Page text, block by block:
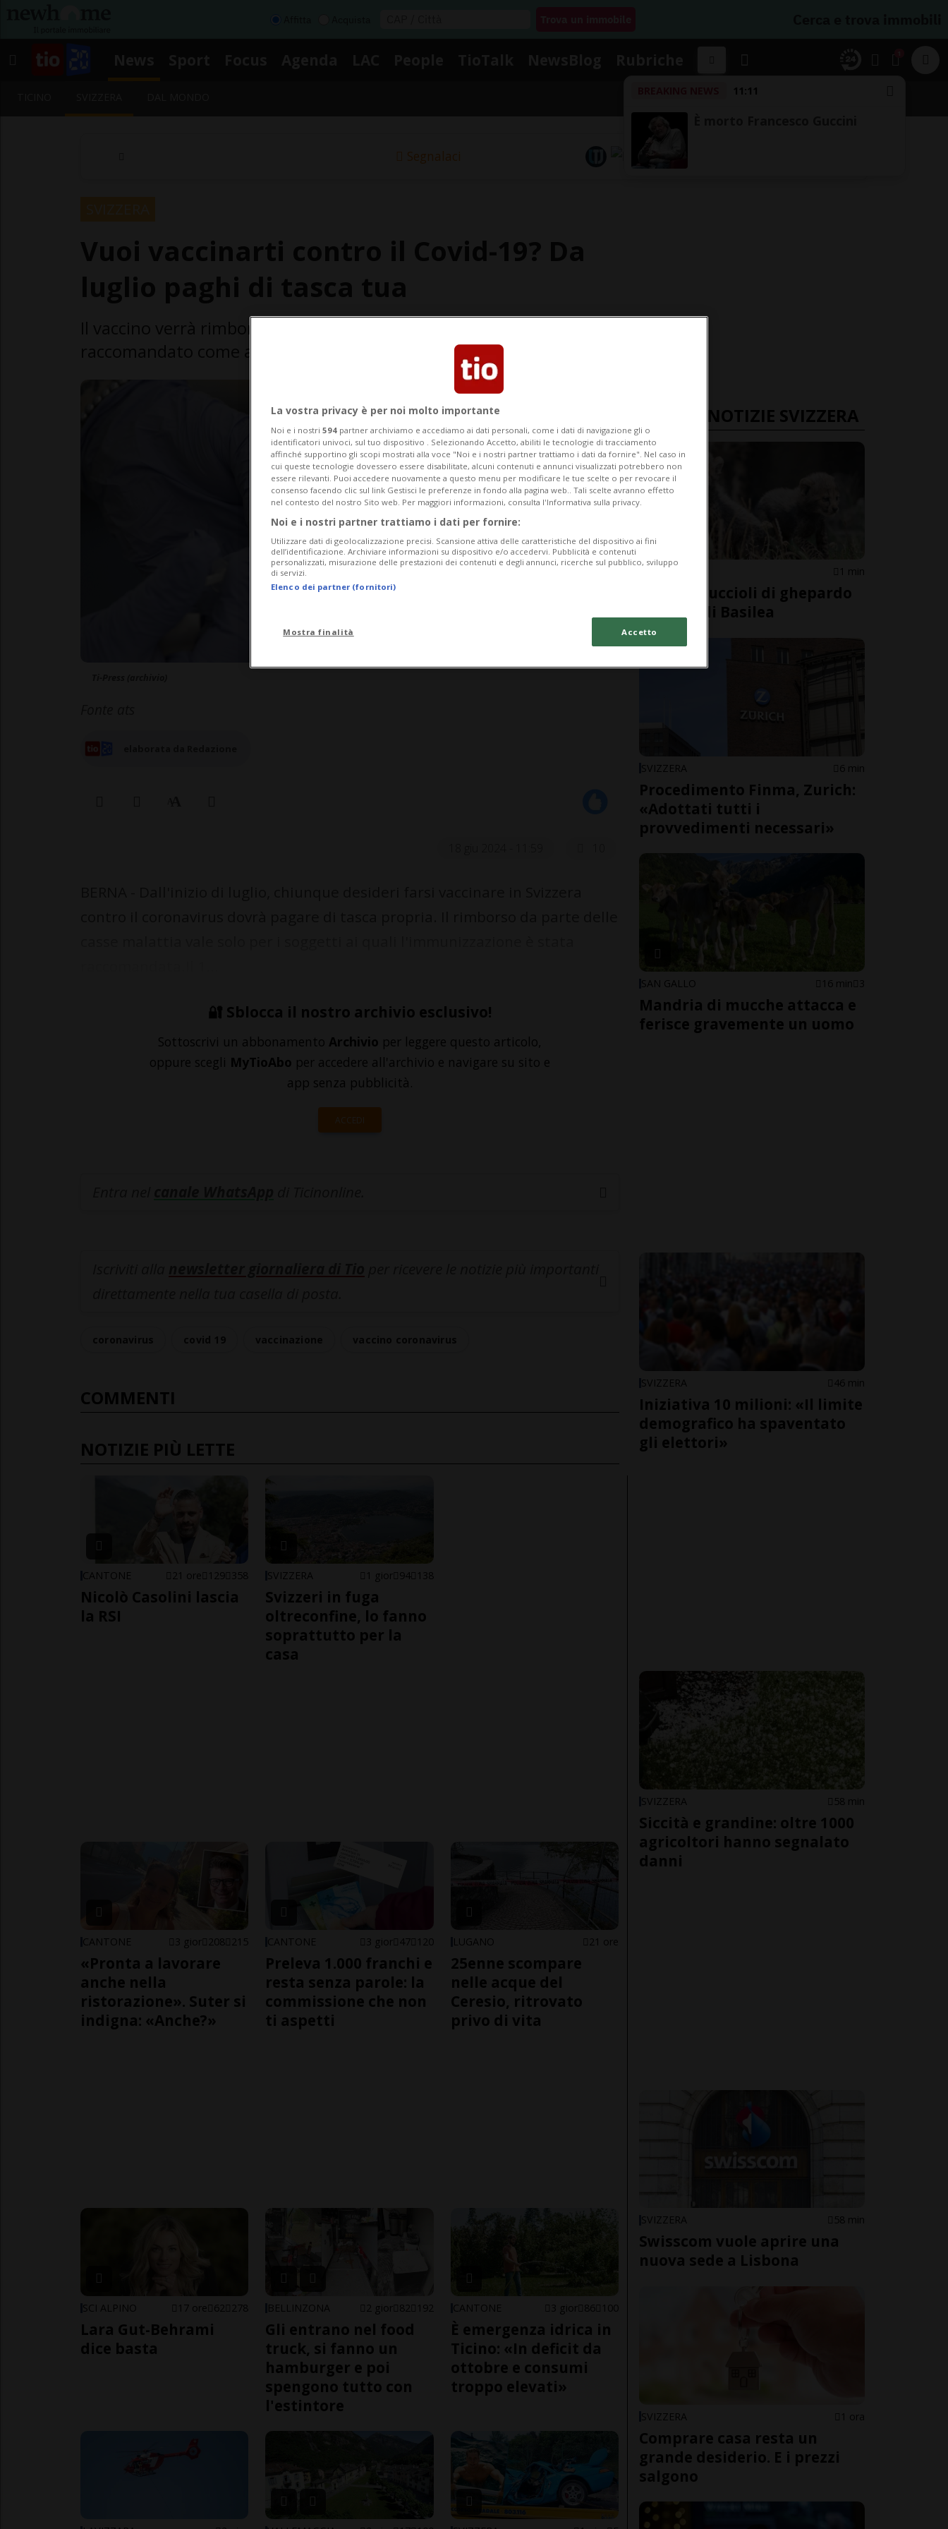
11:11
Segnalaci
raccomandato come ad esempio le persone vulnerabili o gli anziani.
🔐 Sblocca il nostro archivio esclusivo!
Sottoscrivi un abbonamento Archivio per leggere questo articolo,
oppure scegli MyTioAbo per accedere all'archivio e navigare su sito e
app senza pubblicità.
ACCEDI
COMMENTI
NOTIZIE PIÙ LETTE
CANTONE 21 ore 129 358
Nicolò Casolini lascia
la RSI
SVIZZERA 1 gior 94 138
Svizzeri in fuga
oltreconfine, lo fanno
soprattutto per la
casa
CANTONE 3 gior 208 215
«Pronta a lavorare
anche nella
ristorazione». Suter si
indigna: «Anche?»
CANTONE 3 gior 47 120
Preleva 1.000 franchi e
resta senza parole: la
commissione che non
ti aspetti
LUGANO 21 ore
25enne scompare
nelle acque del
Ceresio, ritrovato
privo di vita
SCI ALPINO 17 ore 62 278
Lara Gut-Behrami
dice basta
BELLINZONA 2 gior 82 192
Gli entrano nel food
truck, si fanno un
hamburger e poi
spengono tutto con
l'estintore
CANTONE 3 gior 86 100
È emergenza idrica in
Ticino: «In deficit da
ottobre e consumi
troppo elevati»
ULTIME NOTIZIE SVIZZERA
SVIZZERA 1 min
Nati sei cuccioli di ghepardo
allo Zoo di Basilea
SVIZZERA 6 min
Procedimento Finma, Zurich:
«Adottati tutti i
provvedimenti necessari»
SAN GALLO 16 min 3
Mandria di mucche attacca e
ferisce gravemente un uomo
SVIZZERA 46 min
Iniziativa 10 milioni: «Il limite
demografico ha spaventato
gli elettori»
SVIZZERA 58 min
Siccità e grandine: oltre 1000
agricoltori hanno segnalato
danni
SVIZZERA 58 min
Swisscom vuole aprire una
nuova sede a Lisbona
SVIZZERA 1 ora
Comprare casa resta un
grande desiderio. E i prezzi
salgono
La vostra privacy è per noi molto importante
Noi e i nostri 594 partner archiviamo e accediamo ai dati personali, come i dati di navigazione gli o
identificatori univoci, sul tuo dispositivo . Selezionando Accetto, abiliti le tecnologie di tracciamento
affinché supportino gli scopi mostrati alla voce "Noi e i nostri partner trattiamo i dati da fornire". Nel caso in
cui queste tecnologie dovessero essere disabilitate, alcuni contenuti e annunci visualizzati potrebbero non
essere rilevanti. Puoi accedere nuovamente a questo menu per modificare le tue scelte o per revocare il
consenso facendo clic sul link Gestisci le preferenze in fondo alla pagina web.. Tali scelte avranno effetto
nel contesto del nostro Sito web. Per maggiori informazioni, consulta l'Informativa sulla privacy.
Noi e i nostri partner trattiamo i dati per fornire:
Utilizzare dati di geolocalizzazione precisi. Scansione attiva delle caratteristiche del dispositivo ai fini
dell’identificazione. Archiviare informazioni su dispositivo e/o accedervi. Pubblicità e contenuti
personalizzati, misurazione delle prestazioni dei contenuti e degli annunci, ricerche sul pubblico, sviluppo
di servizi.
Elenco dei partner (fornitori)
Mostra finalità Accetto